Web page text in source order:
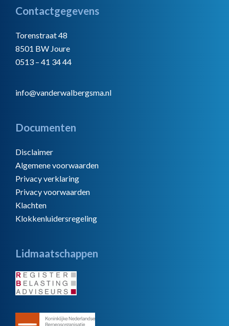
Footer
Contactgegevens
Torenstraat 48
8501 BW Joure
0513 – 41 34 44
info@vanderwalbergsma.nl
Documenten
Disclaimer
Algemene voorwaarden
Privacy verklaring
Privacy voorwaarden
Klachten
Klokkenluidersregeling
Lidmaatschappen